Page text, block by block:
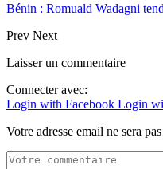
Bénin : Romuald Wadagni
Prev Next
Laisser un commentaire
Connecter avec:
Login with Facebook Login
Votre adresse email ne sera